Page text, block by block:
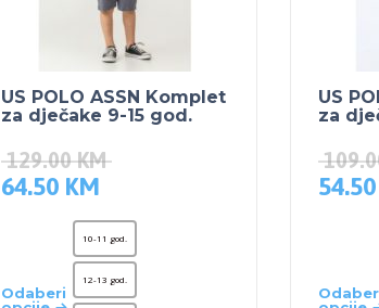
US POLO ASSN Komplet
za dječake 9-15 god.
129.00KM
64.50 KM
Odaberi
10-11 god.
12-13 god.
US
za
54.50